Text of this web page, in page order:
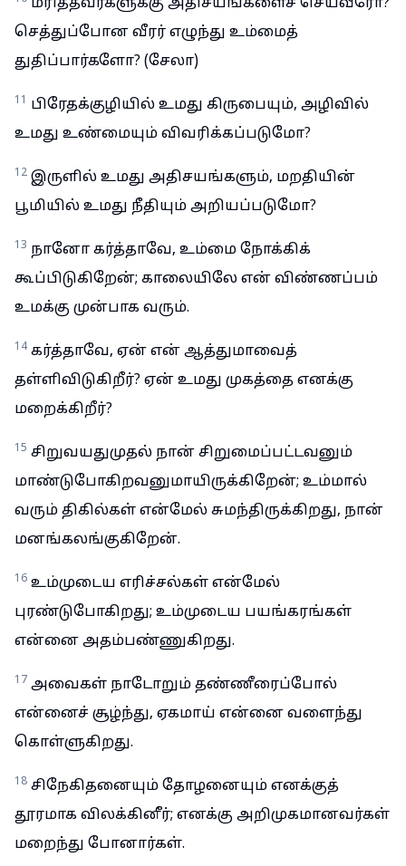
மரித்தவர்களுக்கு அதிசயங்களைச் செய்வீரோ?
செத்துப்போன வீரர் எழுந்து உம்மைத்
துதிப்பார்களோ? (சேலா)
11 பிரேதக்குழியில் உமது கிருபையும், அழிவில்
உமது உண்மையும் விவரிக்கப்படுமோ?
12 இருளில் உமது அதிசயங்களும், மறதியின்
பூமியில் உமது நீதியும் அறியப்படுமோ?
13 நானோ கர்த்தாவே, உம்மை நோக்கிக்
கூப்பிடுகிறேன்; காலையிலே என் விண்ணப்பம்
உமக்கு முன்பாக வரும்.
14 கர்த்தாவே, ஏன் என் ஆத்துமாவைத்
தள்ளிவிடுகிறீர்? ஏன் உமது முகத்தை எனக்கு
மறைக்கிறீர்?
15 சிறுவயதுமுதல் நான் சிறுமைப்பட்டவனும்
மாண்டுபோகிறவனுமாயிருக்கிறேன்; உம்மால்
வரும் திகில்கள் என்மேல் சுமந்திருக்கிறது, நான்
மனங்கலங்குகிறேன்.
16 உம்முடைய எரிச்சல்கள் என்மேல்
புரண்டுபோகிறது; உம்முடைய பயங்கரங்கள்
என்னை அதம்பண்ணுகிறது.
17 அவைகள் நாடோறும் தண்ணீரைப்போல்
என்னைச் சூழ்ந்து, ஏகமாய் என்னை வளைந்து
கொள்ளுகிறது.
18 சிநேகிதனையும் தோழனையும் எனக்குத்
தூரமாக விலக்கினீர்; எனக்கு அறிமுகமானவர்கள்
மறைந்து போனார்கள்.